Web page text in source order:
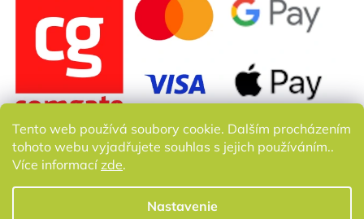
Tento web používá soubory cookie. Dalším procházením
tohoto webu vyjadřujete souhlas s jejich používáním..
Více informacízde.
Nastavenie
Bornature.cz. Všetky práva vyhradené.